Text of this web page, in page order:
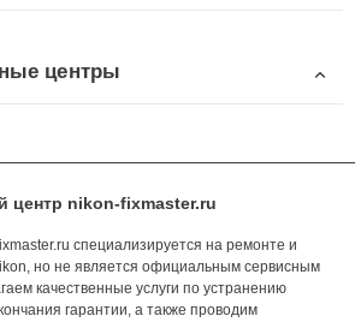
центры
nikon-fixmaster.ru
специализируется на ремонте и
но не является официальным сервисным
качественные услуги по устранению
гарантии, а также проводим